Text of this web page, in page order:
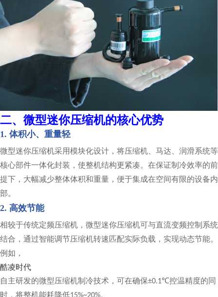
二、微型迷你压缩机的核心优势
1. 体积小、重量轻
微型迷你压缩机采用模块化设计，将压缩机、马达、润滑系统等
核心部件一体化封装，使整机结构更紧凑。在保证制冷效率的前
提下，大幅减少整体体积和重量，便于集成在空间有限的设备内
部。
2. 高效节能
相较于传统定频压缩机，微型迷你压缩机可与直流变频控制系统
结合，通过智能调节压缩机转速匹配实际负载，实现动态节能。
例如，
酷凌时代
自主研发的微型压缩机制冷技术，可在确保±0.1℃控温精度的同
时，将整机能耗降低
。